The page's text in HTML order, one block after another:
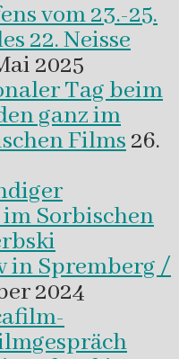
vom 23.-25.
22. Neisse
2025
Tag beim
ganz im
Films 26.
Sorbischen
in Spremberg /
2024